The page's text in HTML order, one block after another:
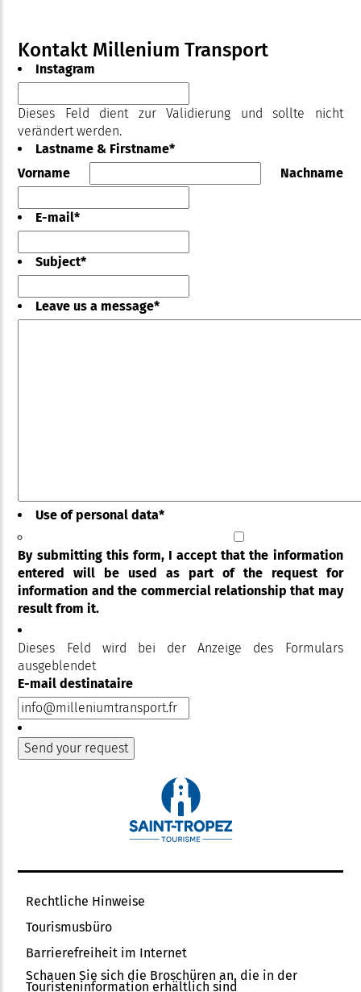
Kontakt Millenium Transport
Instagram
Dieses Feld dient zur Validierung und sollte nicht
verändert werden.
Lastname & Firstname*
Vorname
Nachname
E-mail*
Subject*
Leave us a message*
Use of personal data*
By submitting this form, I accept that the information
entered will be used as part of the request for
information and the commercial relationship that may
result from it.
Dieses Feld wird bei der Anzeige des Formulars
ausgeblendet
E-mail destinataire
Rechtliche Hinweise
Tourismusbüro
Barrierefreiheit im Internet
Schauen Sie sich die Broschüren an, die in der
Touristeninformation erhältlich sind